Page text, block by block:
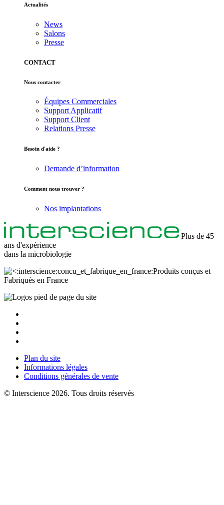
Actualités
News
Salons
Presse
CONTACT
Nous contacter
Équipes Commerciales
Support Applicatif
Support Client
Relations Presse
Besoin d'aide ?
Demande d’information
Comment nous trouver ?
Nos implantations
Plus de 45
ans d'expérience
dans la microbiologie
Produits conçus et
Fabriqués en France
Plan du site
Informations légales
Conditions générales de vente
© Interscience 2026. Tous droits réservés